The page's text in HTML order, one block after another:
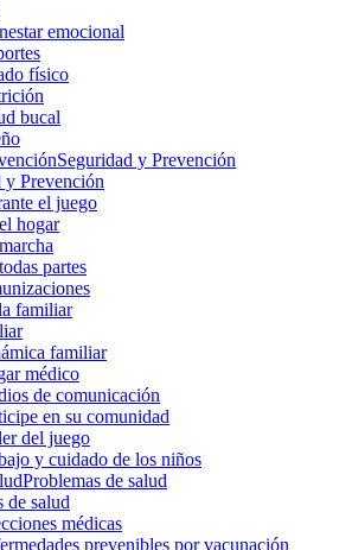
emocional
físico
bucal
Seguridad y Prevención
y Prevención
el juego
hogar
partes
familiar
familiar
médico
de comunicación
en su comunidad
del juego
y cuidado de los niños
Problemas de salud
de salud
médicas
prevenibles por vacunación